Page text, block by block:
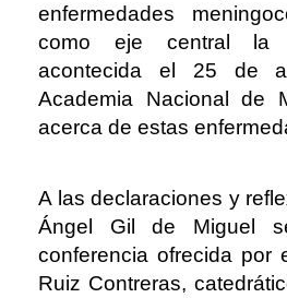
enfermedades
como eje central la
acontecida el 25 de
Academia Nacional de
acerca de estas
A las declaraciones y
Ángel Gil de Miguel
conferencia ofrecida por
Ruiz Contreras,